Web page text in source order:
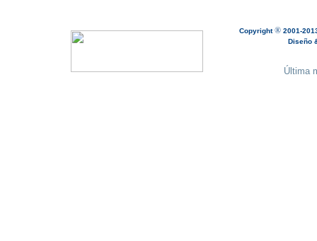
Copyright® 2001-
Diseño &
Última